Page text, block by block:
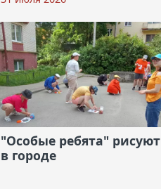
"Особые ребята" рисуют
в городе